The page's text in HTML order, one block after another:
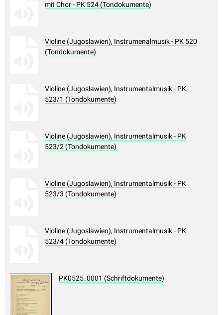
mit Chor - PK 524 (Tondokumente)
Violine (Jugoslawien), Instrumenalmusik - PK 520
(Tondokumente)
Violine (Jugoslawien), Instrumentalmusik - PK
523/1 (Tondokumente)
Violine (Jugoslawien), Instrumentalmusik - PK
523/2 (Tondokumente)
Violine (Jugoslawien), Instrumentalmusik - PK
523/3 (Tondokumente)
Violine (Jugoslawien), Instrumentalmusik - PK
523/4 (Tondokumente)
PK0525_0001 (Schriftdokumente)